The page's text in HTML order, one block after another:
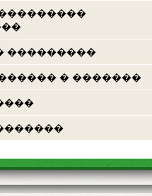
���������
� �������